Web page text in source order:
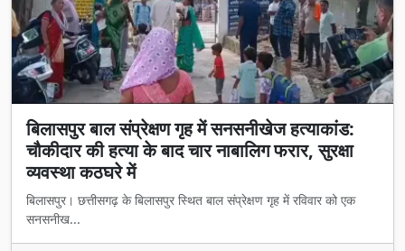
बिलासपुर बाल संप्रेक्षण गृह में सनसनीखेज हत्याकांड:
चौकीदार की हत्या के बाद चार नाबालिग फरार, सुरक्षा
व्यवस्था कठघरे में
बिलासपुर। छत्तीसगढ़ के बिलासपुर स्थित बाल संप्रेक्षण गृह में रविवार को एक
सनसनीख...